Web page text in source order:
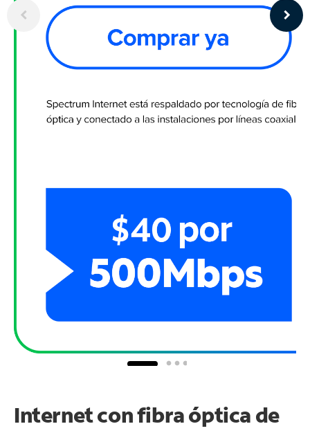
Internet con fibra óptica de